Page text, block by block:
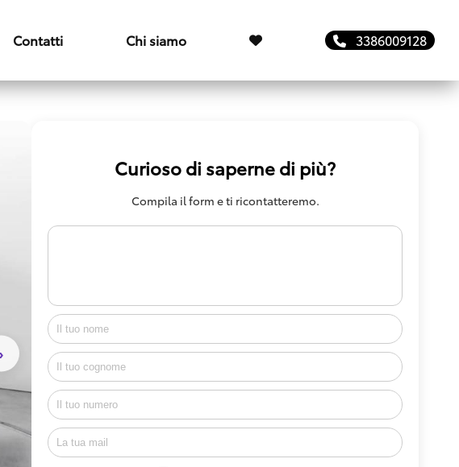
Contatti Chi siamo 3386009128
Curioso di saperne di più?
Compila il form e ti ricontatteremo.